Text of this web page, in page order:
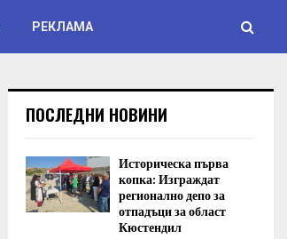
РЕКЛАМА
ПОСЛЕДНИ НОВИНИ
Историческа първа
копка: Изграждат
регионално депо за
отпадъци за област
Кюстендил